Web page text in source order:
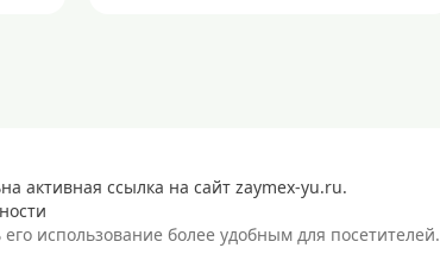
активная ссылка на сайт zaymex-yu.ru.
использование более удобным для посетителей.